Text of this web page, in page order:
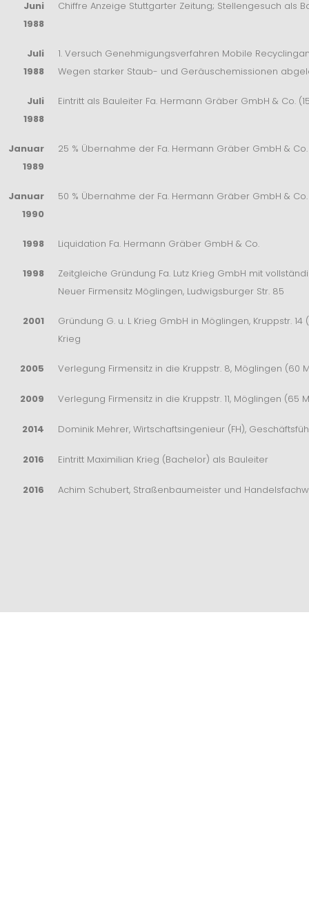
Juni
1988
Chiffre Anzeige Stuttgarter Zeitung; Stellengesuch als
Juli
1988
1. Versuch Genehmigungsverfahren Mobile
Wegen starker Staub- und Geräuschemissionen
Juli
1988
Eintritt als Bauleiter Fa. Hermann Gräber GmbH & Co.
Januar
1989
25 % Übernahme der Fa. Hermann Gräber GmbH & Co.
Januar
1990
50 % Übernahme der Fa. Hermann Gräber GmbH & Co.
1998 Liquidation Fa. Hermann Gräber GmbH & Co.
1998
Zeitgleiche Gründung Fa. Lutz Krieg GmbH mit
Neuer Firmensitz Möglingen, Ludwigsburger Str. 85
2001
Gründung G. u. L Krieg GmbH in Möglingen, Kruppstr.
Krieg
2005 Verlegung Firmensitz in die Kruppstr. 8, Möglingen (60
2009 Verlegung Firmensitz in die Kruppstr. 11, Möglingen (65
2014 Dominik Mehrer, Wirtschaftsingenieur (FH),
2016 Eintritt Maximilian Krieg (Bachelor) als Bauleiter
2016 Achim Schubert, Straßenbaumeister und